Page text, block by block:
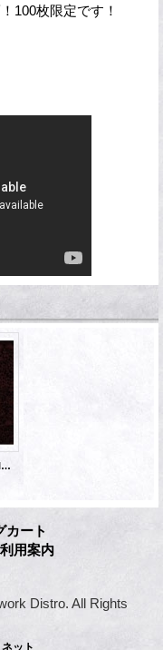
100枚限定です！
DISSENT / IRON PRICE - Split [CD]
カート
用案内
Distro. All Rights
ット